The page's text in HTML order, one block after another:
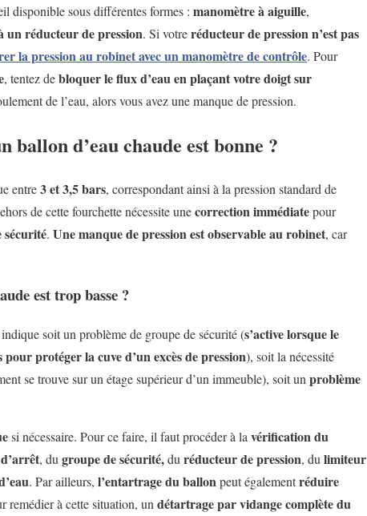
disponible sous différentes formes : manomètre à aiguille,
un réducteur de pression. Si votreréducteur de pressionn’est pas
la pression au robinet avec unmanomètre de contrôle. Pour
, tentez debloquer le flux d’eau en plaçant votre doigt sur
de l’eau, alors vous avez une manque de pression.
ballon d’eau chaude est bonne ?
entre3 et 3,5 bars, correspondant ainsi à la pression standard de
de cette fourchette nécessite unecorrection immédiatepour
sécurité. Une manque de pression est observable au robinet, car
est trop basse ?
soit un problème de groupe de sécurité (s’active lorsque le
protéger la cuve d’un excès de pression), soit la nécessité
se trouve sur un étage supérieur d’un immeuble), soit un problème
si nécessaire. Pour ce faire, il faut procéder à la vérification du
, du groupe de sécurité,du réducteur de pression, du limiteur
. Par ailleurs, l’entartrage du ballonpeut égalementréduire
remédier à cette situation, un détartrage par vidange complète du